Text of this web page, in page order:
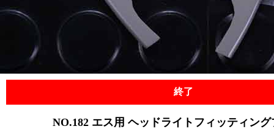
終了
NO.182エス用 ヘッドライトフィッティング